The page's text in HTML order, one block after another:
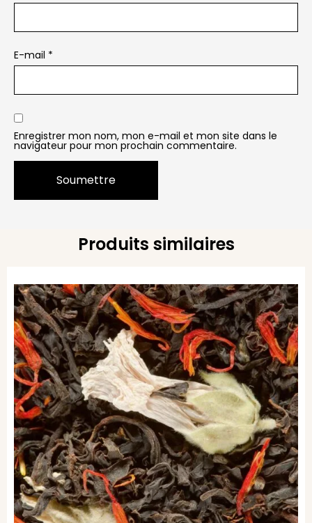
E-mail *
Enregistrer mon nom, mon e-mail et mon site dans le
navigateur pour mon prochain commentaire.
Produits similaires